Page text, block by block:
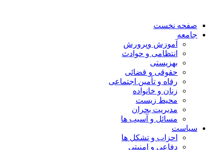
صفحه نخست
جامعه
آموزش وپرورش
انتظامی و حوادث
بهزیستی
حقوقی و قضائی
رفاه و تأمین اجتماعی
زنان و خانواده
محیط زیست
مدیریت بحران
مسائل و آسیب ها
سیاست
احزاب و تشکل ها
دفاعی و امنیتی